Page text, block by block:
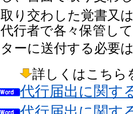
取り交わした覚書又
代行者で各々保管し
ターに送付する必要
詳しくはこちら
代行届出に関す